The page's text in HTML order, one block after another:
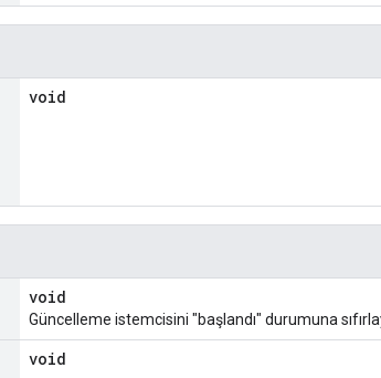
void
void
Güncelleme istemcisini "başlandı" durumuna
void